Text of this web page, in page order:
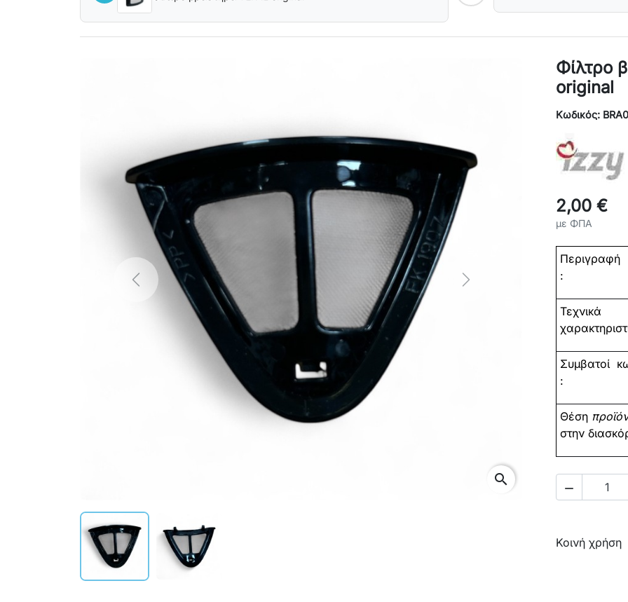
Previous Next
search
Φίλτρο
original
Κωδικός:
2,00 €
με ΦΠΑ
Περιγραφή
:
Τεχνικά
Συμβατοί
:
Θέση
στην

Κοινή χρήση